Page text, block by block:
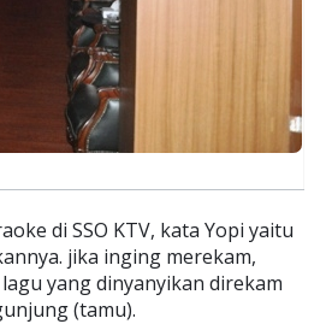
di SSO KTV, kata Yopi yaitu
jika inging merekam,
yang dinyanyikan direkam
(tamu).